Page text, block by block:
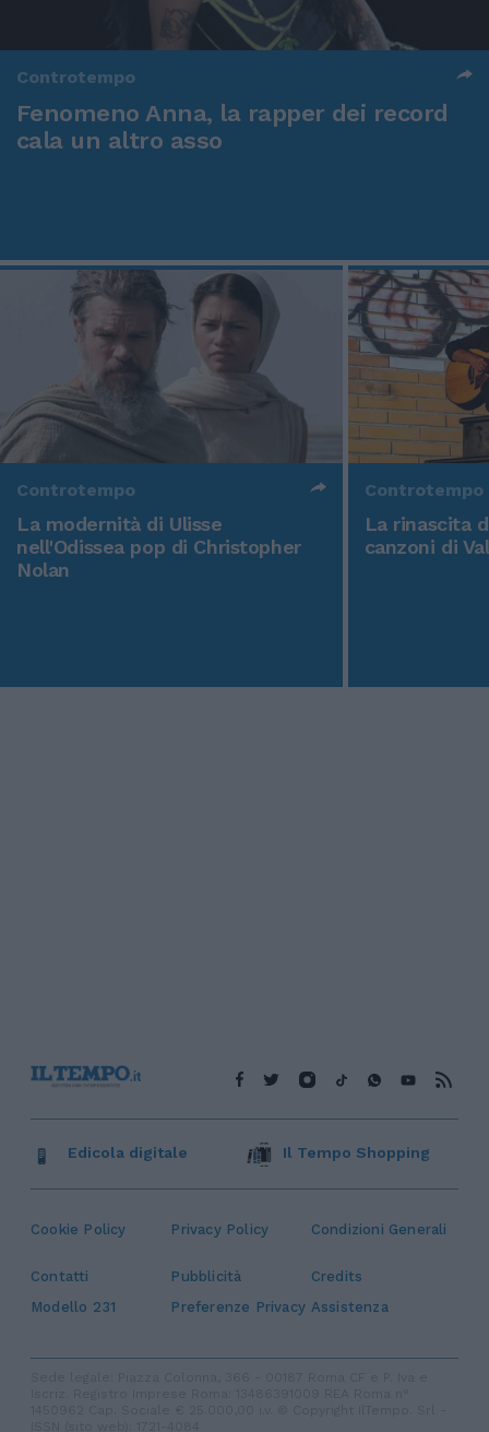
Controtempo
Fenomeno Anna, la rapper dei record
cala un altro asso
Controtempo
La modernità di Ulisse
nell'Odissea pop di Christopher
Nolan
Controtempo
La rinascita
canzoni di
Cookie Policy Privacy Policy Condizioni Generali
Contatti Pubblicità
Credits
Modello 231
Preferenze Privacy Assistenza
Edicola digitale Il Tempo Shopping